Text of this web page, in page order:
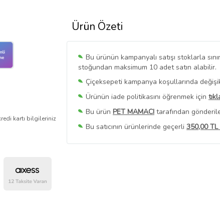
Ürün Özeti
Bu ürünün kampanyalı satışı stoklarla
stoğundan maksimum 10 adet satın alabilir.
Çiçeksepeti kampanya koşullarında
Ürünün iade politikasını öğrenmek için
Bu ürün PET MAMACI tarafından
Bu satıcının ürünlerinde geçerli 350,00
Bu SatıcınınTüm Ürünlerini Görüntüle
kartı bilgileriniz